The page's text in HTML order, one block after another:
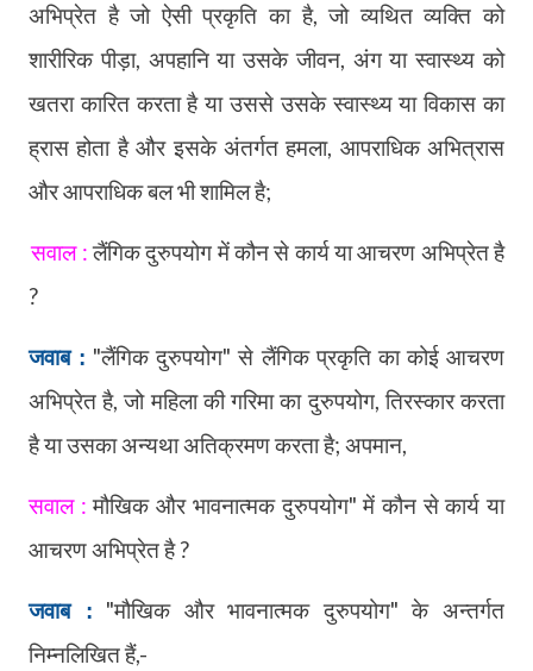
अभिप्रेत है जो ऐसी प्रकृति का है,जो व्यथित व्यक्ति को
शारीरिक पीड़ा, अपहानि या उसके जीवन, अंग या स्वास्थ्य को
खतरा कारित करता है या उससे उसके स्वास्थ्य या विकास का
ह्रास होता है और इसके अंतर्गत हमला, आपराधिक अभित्रास
और आपराधिक बल भी शामिल है;
सवाल : लैंगिक दुरुपयोग में कौन से कार्य या आचरण अभिप्रेत है
?
जवाब : "लैंगिक दुरुपयोग" से लैंगिक प्रकृति का कोई आचरण
अभिप्रेत है,जो महिला की गरिमा का दुरुपयोग,तिरस्कार करता
है या उसका अन्यथा अतिक्रमण करता है; अपमान,
सवाल : मौखिक और भावनात्मक दुरुपयोग" में कौन से कार्य या
आचरण अभिप्रेत है ?
जवाब : "मौखिक और भावनात्मक दुरुपयोग" के अन्तर्गत
निम्नलिखित हैं,-